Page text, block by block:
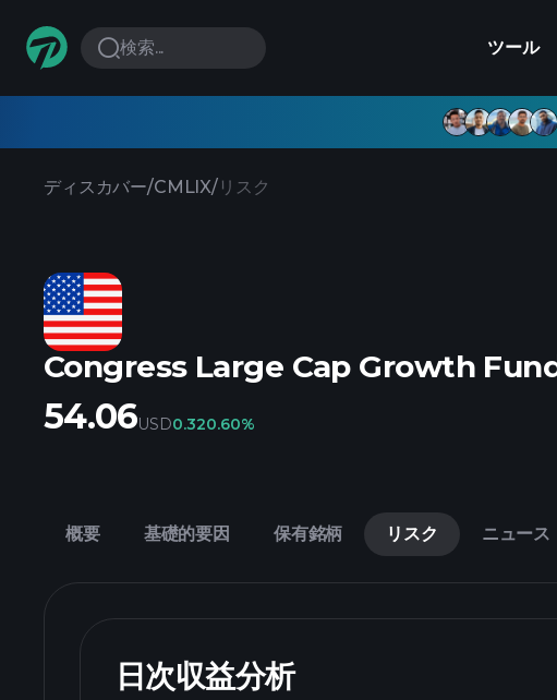
検索... ツール
ディスカバー/CMLIX/リスク
Congress Large Cap Growth
54.06USD0.320.60%
概要 基礎的要因 保有銘柄 リスク ニュース
日次収益分析